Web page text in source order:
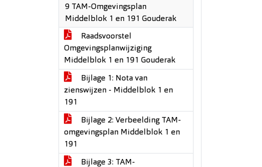
9 TAM-Omgevingsplan
Middelblok 1 en 191 Gouderak
Raadsvoorstel
Omgevingsplanwijziging
Middelblok 1 en 191 Gouderak
Bijlage 1: Nota van
zienswijzen - Middelblok 1 en
191
Bijlage 2: Verbeelding TAM-
omgevingsplan Middelblok 1 en
191
Bijlage 3: TAM-